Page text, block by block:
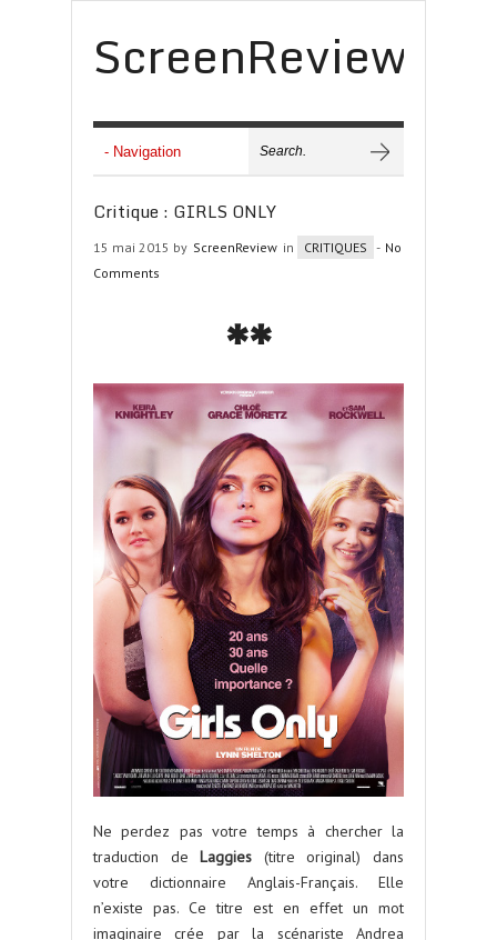
ScreenReview
Critique : GIRLS ONLY
15 mai 2015 by ScreenReview in CRITIQUES - No
Comments
**
Ne perdez pas votre temps à chercher la
traduction deLaggies (titre original) dans
votre dictionnaire Anglais-Français. Elle
n’existe pas. Ce titre est en effet un mot
imaginaire crée par la scénariste Andrea